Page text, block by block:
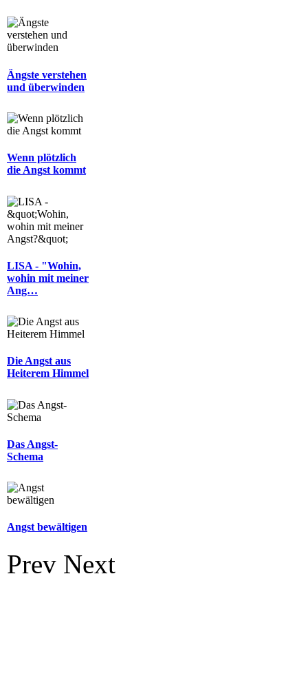
Ängste verstehen
und überwinden
Wenn plötzlich
die Angst kommt
LISA - "Wohin,
wohin mit meiner
Ang…
Die Angst aus
Heiterem Himmel
Das Angst-
Schema
Angst bewältigen
Prev Next